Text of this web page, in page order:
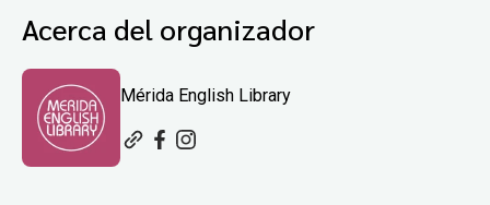
Acerca del organizador
Mérida English Library